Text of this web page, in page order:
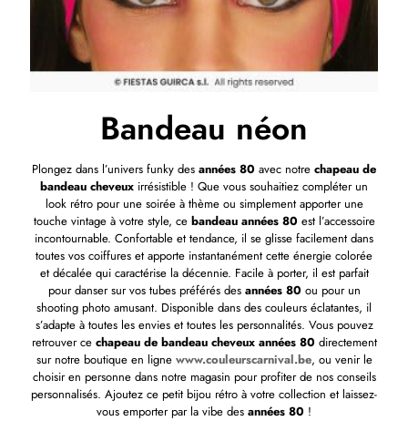
Bandeau néon
Plongez dans l’univers funky des années 80 avec notre chapeau de
bandeau cheveux irrésistible ! Que vous souhaitiez compléter un
look rétro pour une soirée à thème ou simplement apporter une
touche vintage à votre style, ce bandeau années 80 est l’accessoire
incontournable. Confortable et tendance, il se glisse facilement dans
toutes vos coiffures et apporte instantanément cette énergie colorée
et décalée qui caractérise la décennie. Facile à porter, il est parfait
pour danser sur vos tubes préférés des années 80 ou pour un
shooting photo amusant. Disponible dans des couleurs éclatantes, il
s’adapte à toutes les envies et toutes les personnalités. Vous pouvez
retrouver ce chapeau de bandeau cheveux années 80 directement
sur notre boutique en ligne www.couleurscarnival.be, ou venir le
choisir en personne dans notre magasin pour profiter de nos conseils
personnalisés. Ajoutez ce petit bijou rétro à votre collection et laissez-
vous emporter par la vibe des années 80 !